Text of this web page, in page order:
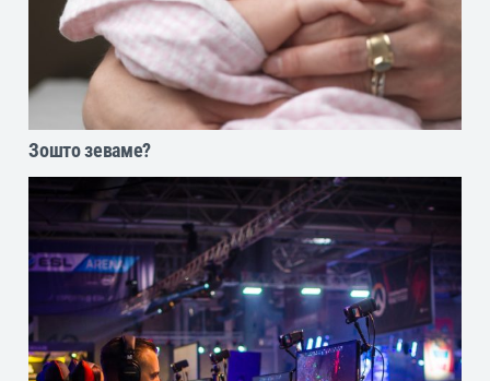
Зошто зеваме?